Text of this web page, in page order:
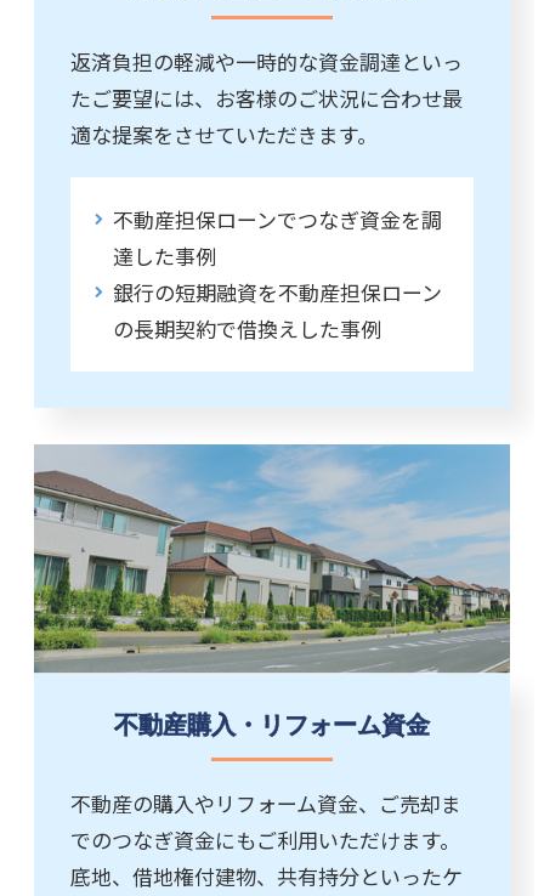
返済負担の軽減や一時的な資金調達といっ
たご要望には、お客様のご状況に合わせ最
適な提案をさせていただきます。
不動産担保ローンでつなぎ資金を調
達した事例
銀行の短期融資を不動産担保ローン
の長期契約で借換えした事例
不動産購入・リフォーム資金
不動産の購入やリフォーム資金、ご売却ま
でのつなぎ資金にもご利用いただけます。
底地、借地権付建物、共有持分といったケ